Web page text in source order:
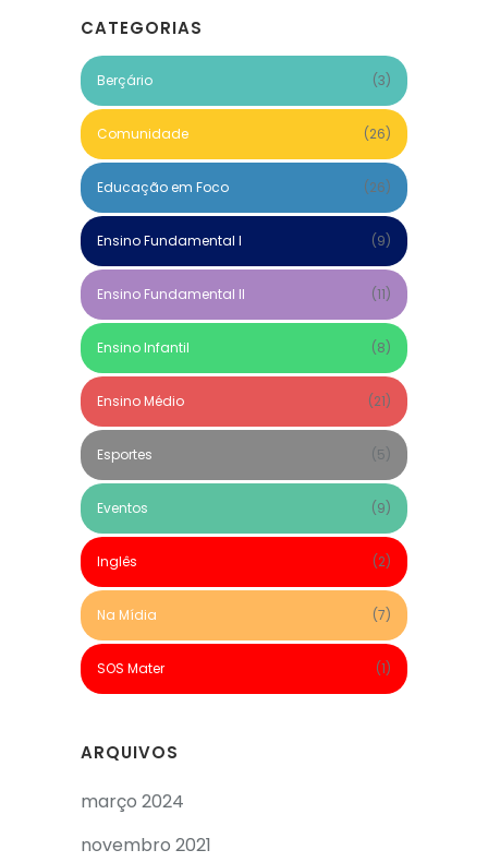
CATEGORIAS
Berçário (3)
Comunidade (26)
Educação em Foco (26)
Ensino Fundamental I (9)
Ensino Fundamental II (11)
Ensino Infantil (8)
Ensino Médio (21)
Esportes (5)
Eventos (9)
Inglês (2)
Na Mídia (7)
SOS Mater (1)
ARQUIVOS
março 2024
novembro 2021